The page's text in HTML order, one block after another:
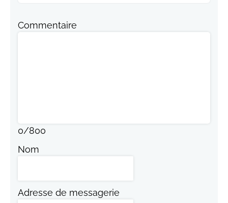
Commentaire
0/800
Nom
Adresse de messagerie